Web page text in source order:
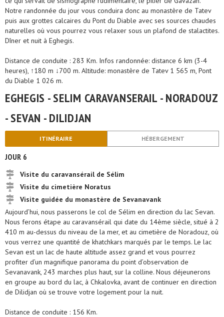
Notre randonnée du jour vous conduira donc au monastère de Tatev
puis aux grottes calcaires du Pont du Diable avec ses sources chaudes
naturelles où vous pourrez vous relaxer sous un plafond de stalactites.
Dîner et nuit à Eghegis.
Distance de conduite : 283 Km. Infos randonnée: distance 6 km (3-4
heures), ↑180 m ↓700 m. Altitude: monastère de Tatev 1 565 m, Pont
du Diable 1 026 m.
EGHEGIS - SELIM CARAVANSERAIL - NORADOUZ
- SEVAN - DILIDJAN
ITINÉRAIRE HÉBERGEMENT
JOUR 6
Visite du caravansérail de Sélim
Visite du cimetière Noratus
Visite guidée du monastère de Sevanavank
Aujourd’hui, nous passerons le col de Sélim en direction du lac Sevan.
Nous ferons étape au caravansérail qui date du 14ème siècle, situé à 2
410 m au-dessus du niveau de la mer, et au cimetière de Noradouz, où
vous verrez une quantité de khatchkars marqués par le temps. Le lac
Sevan est un lac de haute altitude assez grand et vous pourrez
profiter d’un magnifique panorama du point d’observation de
Sevanavank, 243 marches plus haut, sur la colline. Nous déjeunerons
en groupe au bord du lac, à Chkalovka, avant de continuer en direction
de Dilidjan où se trouve votre logement pour la nuit.
Distance de conduite : 156 Km.